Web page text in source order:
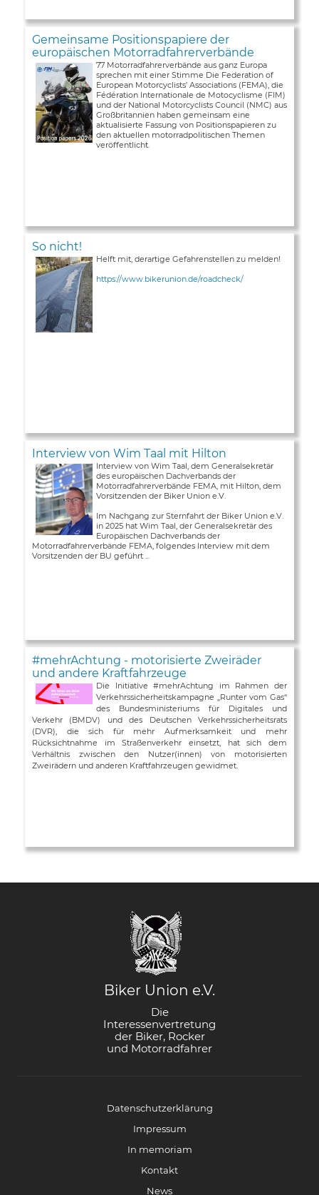
Gemeinsame Positionspapiere der
europäischen Motorradfahrerverbände
77 Motorradfahrerverbände aus ganz Europa
sprechen mit einer Stimme Die Federation of
European Motorcyclists’ Associations (FEMA), die
Fédération Internationale de Motocyclisme (FIM)
und der National Motorcyclists Council (NMC) aus
Großbritannien haben gemeinsam eine
aktualisierte Fassung von Positionspapieren zu
den aktuellen motorradpolitischen Themen
veröffentlicht.
So nicht!
Helft mit, derartige Gefahrenstellen zu melden!
https://www.bikerunion.de/roadcheck/
Interview von Wim Taal mit Hilton
Interview von Wim Taal, dem Generalsekretär
des europäischen Dachverbands der
Motorradfahrerverbände FEMA, mit Hilton, dem
Vorsitzenden der Biker Union e.V.
Im Nachgang zur Sternfahrt der Biker Union e.V.
in 2025 hat Wim Taal, der Generalsekretär des
Europäischen Dachverbands der
Motorradfahrerverbände FEMA, folgendes Interview mit dem
Vorsitzenden der BU geführt ...
#mehrAchtung - motorisierte Zweiräder
und andere Kraftfahrzeuge
Die Initiative #mehrAchtung im Rahmen der
Verkehrssicherheitskampagne „Runter vom Gas“
des Bundesministeriums für Digitales und
Verkehr (BMDV) und des Deutschen Verkehrssicherheitsrats
(DVR), die sich für mehr Aufmerksamkeit und mehr
Rücksichtnahme im Straßenverkehr einsetzt, hat sich dem
Verhältnis zwischen den Nutzer(innen) von motorisierten
Zweirädern und anderen Kraftfahrzeugen gewidmet.
Biker Union e.V.
Die
Interessenvertretung
der Biker, Rocker
und Motorradfahrer
Datenschutzerklärung
Impressum
In memoriam
Kontakt
News